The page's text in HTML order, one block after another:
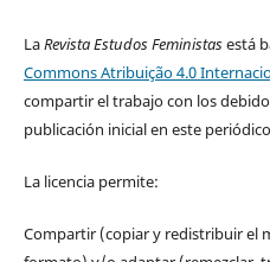
LaRevista Estudos Feministasestá
Commons Atribuição 4.0
compartir el trabajo con los
publicación inicial en este
La licencia permite:
Compartir (copiar y redistribuir el